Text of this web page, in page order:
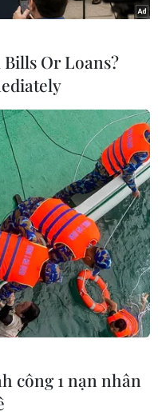
Or Loans?
công 1 nạn nhân